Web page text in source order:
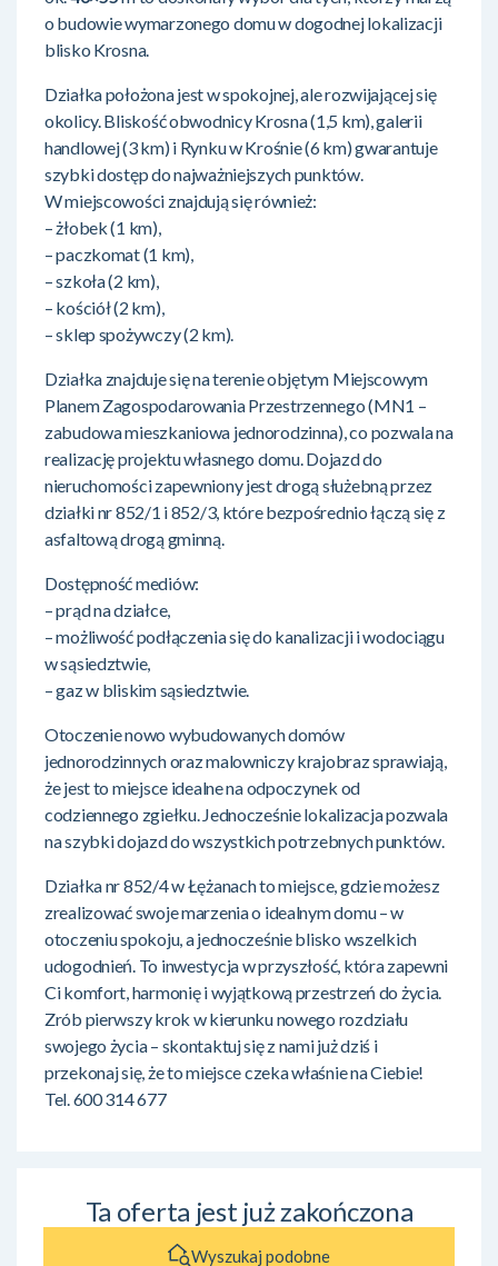
o budowie wymarzonego domu w dogodnej lokalizacji
blisko Krosna.
Działka położona jest w spokojnej, ale rozwijającej się
okolicy. Bliskość obwodnicy Krosna (1,5 km), galerii
handlowej (3 km) i Rynku w Krośnie (6 km) gwarantuje
szybki dostęp do najważniejszych punktów.
W miejscowości znajdują się również:
– żłobek (1 km),
– paczkomat (1 km),
– szkoła (2 km),
– kościół (2 km),
– sklep spożywczy (2 km).
Działka znajduje się na terenie objętym Miejscowym
Planem Zagospodarowania Przestrzennego (MN1 –
zabudowa mieszkaniowa jednorodzinna), co pozwala na
realizację projektu własnego domu. Dojazd do
nieruchomości zapewniony jest drogą służebną przez
działki nr 852/1 i 852/3, które bezpośrednio łączą się z
asfaltową drogą gminną.
Dostępność mediów:
– prąd na działce,
– możliwość podłączenia się do kanalizacji i wodociągu
w sąsiedztwie,
– gaz w bliskim sąsiedztwie.
Otoczenie nowo wybudowanych domów
jednorodzinnych oraz malowniczy krajobraz sprawiają,
że jest to miejsce idealne na odpoczynek od
codziennego zgiełku. Jednocześnie lokalizacja pozwala
na szybki dojazd do wszystkich potrzebnych punktów.
Działka nr 852/4 w Łężanach to miejsce, gdzie możesz
zrealizować swoje marzenia o idealnym domu – w
otoczeniu spokoju, a jednocześnie blisko wszelkich
udogodnień. To inwestycja w przyszłość, która zapewni
Ci komfort, harmonię i wyjątkową przestrzeń do życia.
Zrób pierwszy krok w kierunku nowego rozdziału
swojego życia – skontaktuj się z nami już dziś i
przekonaj się, że to miejsce czeka właśnie na Ciebie!
Tel. 600 314 677
Ta oferta jest już zakończona
Wyszukaj podobne